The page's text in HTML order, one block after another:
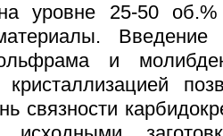
уровне 25-50
Введение
и
кристаллизацией
связности